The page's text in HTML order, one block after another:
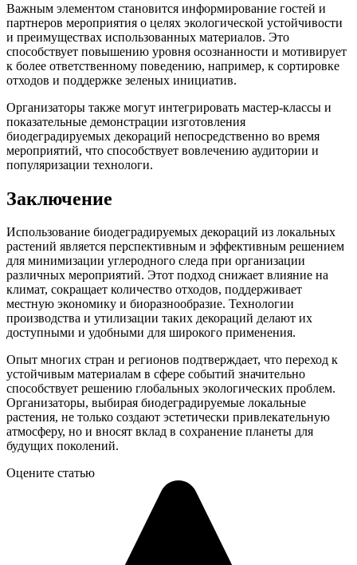
Важным элементом становится информирование гостей и
партнеров мероприятия о целях экологической устойчивости
и преимуществах использованных материалов. Это
способствует повышению уровня осознанности и мотивирует
к более ответственному поведению, например, к сортировке
отходов и поддержке зеленых инициатив.
Организаторы также могут интегрировать мастер-классы и
показательные демонстрации изготовления
биодеградируемых декораций непосредственно во время
мероприятий, что способствует вовлечению аудитории и
популяризации технологи.
Заключение
Использование биодеградируемых декораций из локальных
растений является перспективным и эффективным решением
для минимизации углеродного следа при организации
различных мероприятий. Этот подход снижает влияние на
климат, сокращает количество отходов, поддерживает
местную экономику и биоразнообразие. Технологии
производства и утилизации таких декораций делают их
доступными и удобными для широкого применения.
Опыт многих стран и регионов подтверждает, что переход к
устойчивым материалам в сфере событий значительно
способствует решению глобальных экологических проблем.
Организаторы, выбирая биодеградируемые локальные
растения, не только создают эстетически привлекательную
атмосферу, но и вносят вклад в сохранение планеты для
будущих поколений.
Оцените статью